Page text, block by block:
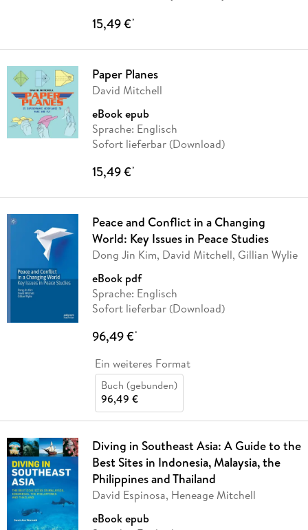
15,49 €*
Paper Planes
David Mitchell
eBook epub
Sprache: Englisch
Sofort lieferbar (Download)
15,49 €*
Peace and Conflict in a Changing
World: Key Issues in Peace Studies
Dong Jin Kim, David Mitchell, Gillian Wylie
eBook pdf
Sprache: Englisch
Sofort lieferbar (Download)
96,49 €*
Ein weiteres Format
Buch (gebunden)
96,49 €
Diving in Southeast Asia: A Guide to the
Best Sites in Indonesia, Malaysia, the
Philippines and Thailand
David Espinosa, Heneage Mitchell
eBook epub